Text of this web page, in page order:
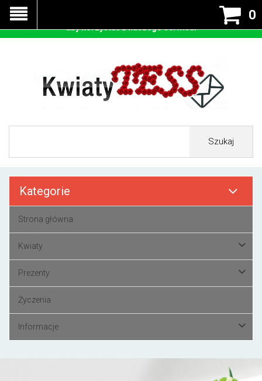
0
Szukaj
Kategorie
Strona główna
Kwiaty
Prezenty
Życzenia
Informacje
Nasza strona korzysta z cookies - czyli tzw ciastek w celu
prawidłowego działania. Zaakceptuj przyjmowanie cookies
aby korzystać z naszego serwisu.